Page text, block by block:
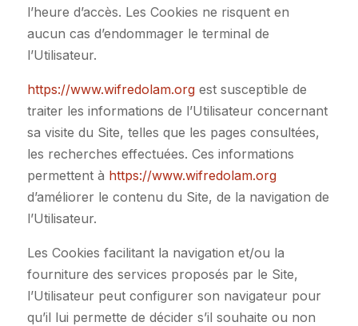
l’heure d’accès. Les Cookies ne risquent en
aucun cas d’endommager le terminal de
l’Utilisateur.
https://www.wifredolam.orgest susceptible de
traiter les informations de l’Utilisateur concernant
sa visite du Site, telles que les pages consultées,
les recherches effectuées. Ces informations
permettent à https://www.wifredolam.org
d’améliorer le contenu du Site, de la navigation de
l’Utilisateur.
Les Cookies facilitant la navigation et/ou la
fourniture des services proposés par le Site,
l’Utilisateur peut configurer son navigateur pour
qu’il lui permette de décider s’il souhaite ou non